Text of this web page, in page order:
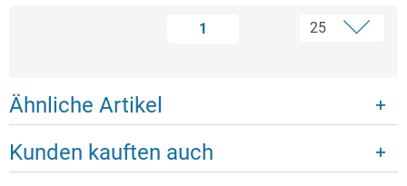
1
Ähnliche Artikel
Kunden kauften auch